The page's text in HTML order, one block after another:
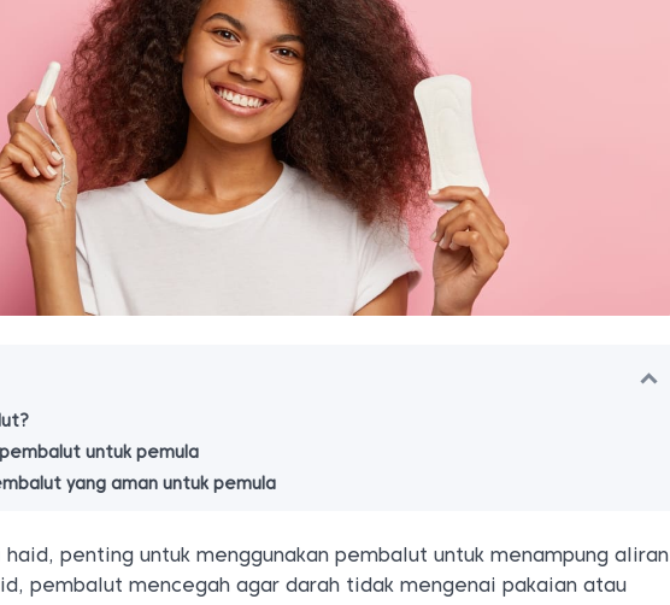
untuk pemula
yang aman untuk pemula
penting untuk menggunakan pembalut untuk menampung aliran
pembalut mencegah agar darah tidak mengenai pakaian atau